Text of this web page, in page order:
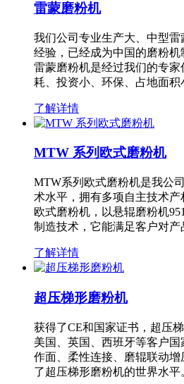
雷蒙磨粉机
我们公司专业生产大、中型
经验，已经成为中国的磨粉机
雷蒙磨粉机是经过我们的专
耗、投资小、环保、占地面
了解详情
MTW 系列欧式磨粉机
MTW系列欧式磨粉机是我公
术水平，拥有多项自主技术
欧式磨粉机，以悬辊磨粉机
制造技术，它能满足客户对
了解详情
超压梯形磨粉机
获得了CE和国家证书，超压
美国、英国、西班牙等客户
作面、柔性连接、磨辊联动增
了超压梯形磨粉机的世界水